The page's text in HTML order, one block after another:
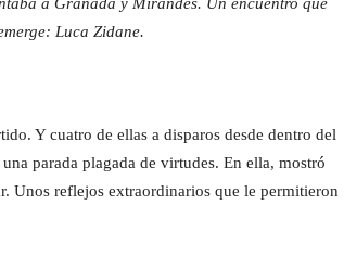
a Granada y Mirandés. Un encuentro que
Luca Zidane.
Y cuatro de ellas a disparos desde dentro del
parada plagada de virtudes. En ella, mostró
Unos reflejos extraordinarios que le permitieron